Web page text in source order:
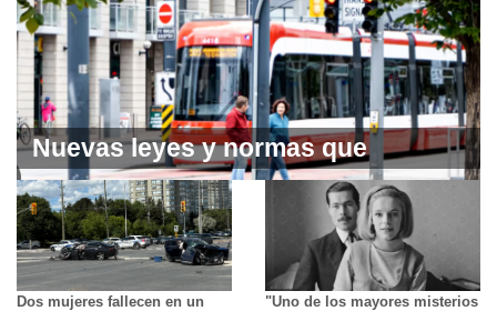
Nuevas leyes y normas que
entrarán en vigor en Ontario el
próximo mes
Dos mujeres fallecen en un
"Uno de los mayores misterios